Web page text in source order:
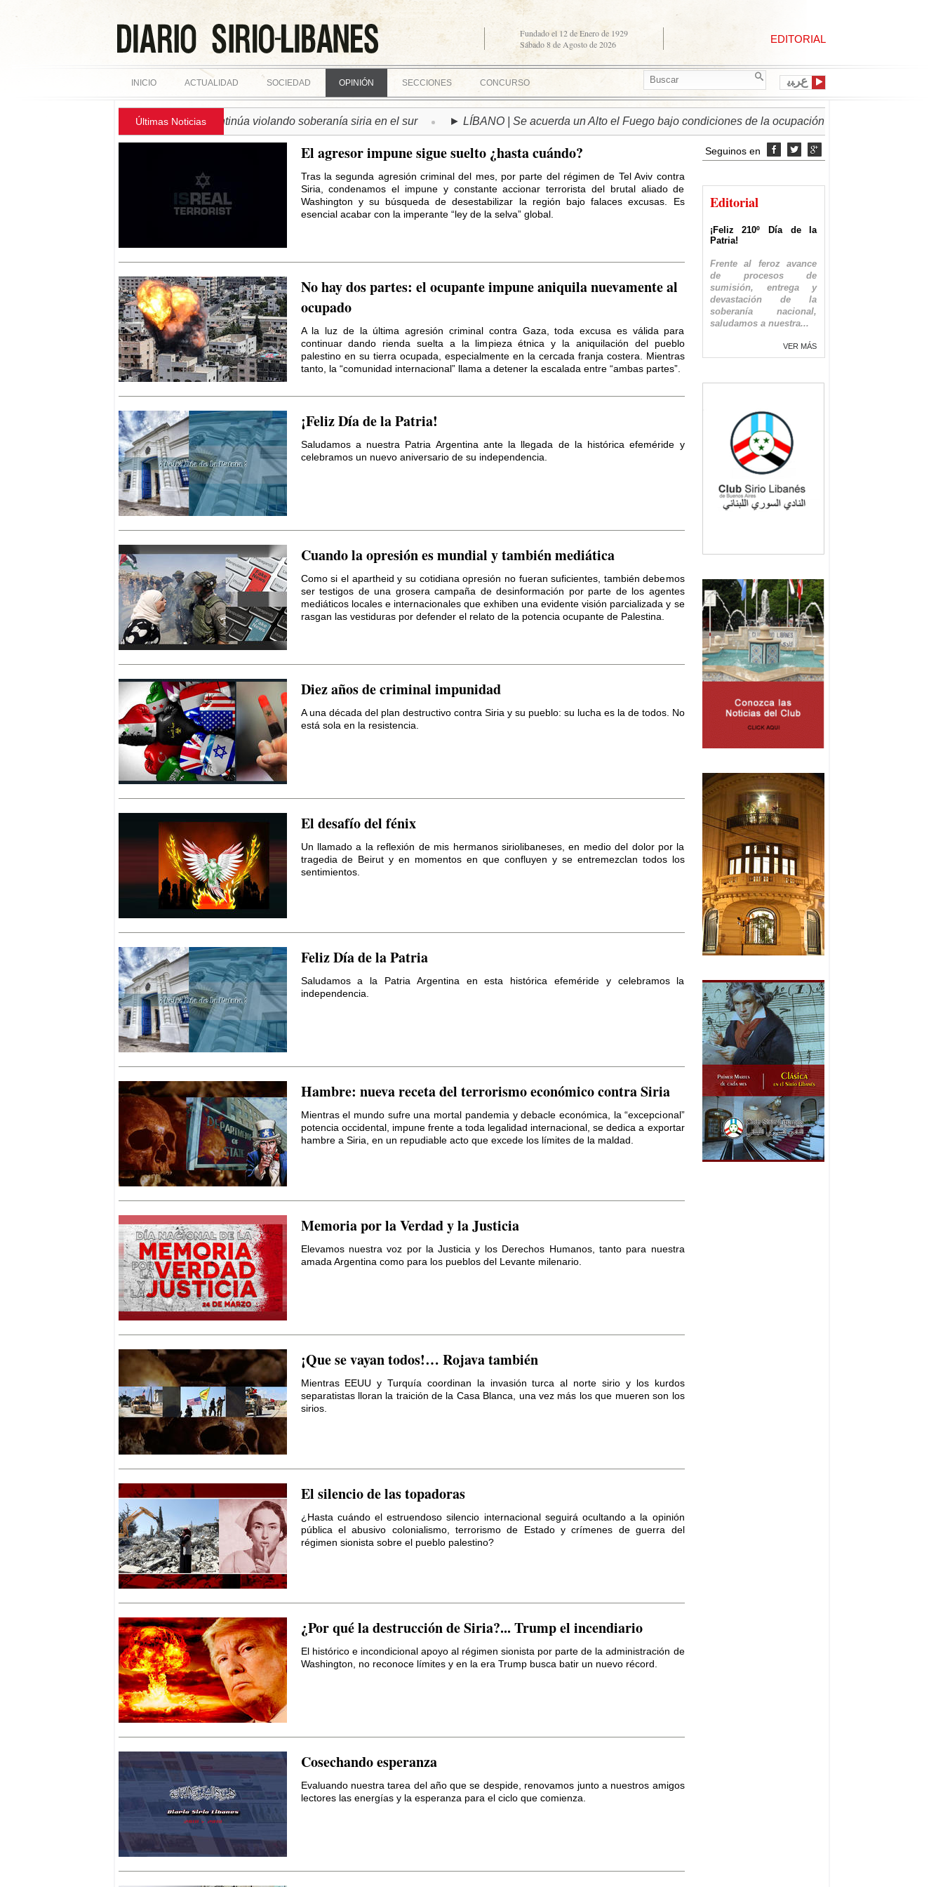
Fundado el 12 de Enero de 1929
Sábado 8 de Agosto de 2026
EDITORIAL
ﻉﺮﺒﻳ INICIO ACTUALIDAD SOCIEDAD OPINIÓN SECCIONES CONCURSO
Últimas Noticias
► SIRIA | Régimen israelí continúa violando soberanía siria en el sur ► LÍBANO | Se acuerda un Alto el Fuego bajo condiciones de la ocupación israelí
El agresor impune sigue suelto ¿hasta cuándo?
Tras la segunda agresión criminal del mes, por parte del régimen de Tel Aviv contra
Siria, condenamos el impune y constante accionar terrorista del brutal aliado de
Washington y su búsqueda de desestabilizar la región bajo falaces excusas. Es
esencial acabar con la imperante “ley de la selva” global.
No hay dos partes: el ocupante impune aniquila nuevamente al
ocupado
A la luz de la última agresión criminal contra Gaza, toda excusa es válida para
continuar dando rienda suelta a la limpieza étnica y la aniquilación del pueblo
palestino en su tierra ocupada, especialmente en la cercada franja costera. Mientras
tanto, la “comunidad internacional” llama a detener la escalada entre “ambas partes”.
¡Feliz Día de la Patria!
Saludamos a nuestra Patria Argentina ante la llegada de la histórica efeméride y
celebramos un nuevo aniversario de su independencia.
Cuando la opresión es mundial y también mediática
Como si el apartheid y su cotidiana opresión no fueran suficientes, también debemos
ser testigos de una grosera campaña de desinformación por parte de los agentes
mediáticos locales e internacionales que exhiben una evidente visión parcializada y se
rasgan las vestiduras por defender el relato de la potencia ocupante de Palestina.
Diez años de criminal impunidad
A una década del plan destructivo contra Siria y su pueblo: su lucha es la de todos. No
está sola en la resistencia.
El desafío del fénix
Un llamado a la reflexión de mis hermanos siriolibaneses, en medio del dolor por la
tragedia de Beirut y en momentos en que confluyen y se entremezclan todos los
sentimientos.
Feliz Día de la Patria
Saludamos a la Patria Argentina en esta histórica efeméride y celebramos la
independencia.
Hambre: nueva receta del terrorismo económico contra Siria
Mientras el mundo sufre una mortal pandemia y debacle económica, la “excepcional”
potencia occidental, impune frente a toda legalidad internacional, se dedica a exportar
hambre a Siria, en un repudiable acto que excede los límites de la maldad.
Memoria por la Verdad y la Justicia
Elevamos nuestra voz por la Justicia y los Derechos Humanos, tanto para nuestra
amada Argentina como para los pueblos del Levante milenario.
¡Que se vayan todos!… Rojava también
Mientras EEUU y Turquía coordinan la invasión turca al norte sirio y los kurdos
separatistas lloran la traición de la Casa Blanca, una vez más los que mueren son los
sirios.
El silencio de las topadoras
¿Hasta cuándo el estruendoso silencio internacional seguirá ocultando a la opinión
pública el abusivo colonialismo, terrorismo de Estado y crímenes de guerra del
régimen sionista sobre el pueblo palestino?
¿Por qué la destrucción de Siria?... Trump el incendiario
El histórico e incondicional apoyo al régimen sionista por parte de la administración de
Washington, no reconoce límites y en la era Trump busca batir un nuevo récord.
Cosechando esperanza
Evaluando nuestra tarea del año que se despide, renovamos junto a nuestros amigos
lectores las energías y la esperanza para el ciclo que comienza.
Seguinos en   
Editorial
¡Feliz 210º Día de la
Patria!
Frente al feroz avance
de procesos de
sumisión, entrega y
devastación de la
soberanía nacional,
saludamos a nuestra...
VER MÁS
El Kurdistán y el Califato
Por Thierry Meyssan
Por Yaoudat Brahim
Esa Noche Tan Larga
Por Samir Kozali
El Papa en Tierra Santa
Por Yaoudat Brahim
Una voz en el desierto?
Por Samir Kozali
La doble moral de Israel
Por Gideon Levy
El caos que buscaba la